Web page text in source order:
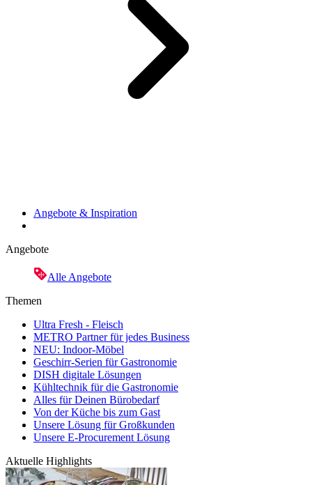
Angebote & Inspiration
Angebote
Alle Angebote
Themen
Ultra Fresh - Fleisch
METRO Partner für jedes Business
NEU: Indoor-Möbel
Geschirr-Serien für Gastronomie
DISH digitale Lösungen
Kühltechnik für die Gastronomie
Alles für Deinen Bürobedarf
Von der Küche bis zum Gast
Unsere Lösung für Großkunden
Unsere E-Procurement Lösung
Aktuelle Highlights